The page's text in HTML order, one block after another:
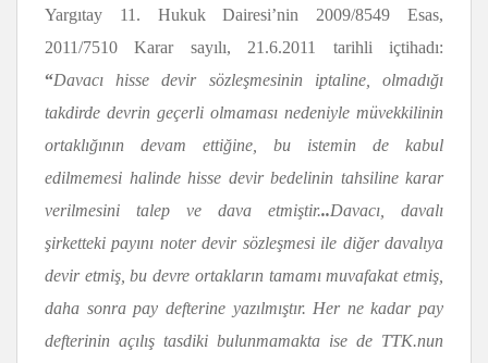
Yargıtay 11. Hukuk Dairesi’nin 2009/8549 Esas,
2011/7510 Karar sayılı, 21.6.2011 tarihli içtihadı:
“Davacı hisse devir sözleşmesinin iptaline, olmadığı
takdirde devrin geçerli olmaması nedeniyle müvekkilinin
ortaklığının devam ettiğine, bu istemin de kabul
edilmemesi halinde hisse devir bedelinin tahsiline karar
verilmesini talep ve dava etmiştir...Davacı, davalı
şirketteki payını noter devir sözleşmesi ile diğer davalıya
devir etmiş, bu devre ortakların tamamı muvafakat etmiş,
daha sonra pay defterine yazılmıştır. Her ne kadar pay
defterinin açılış tasdiki bulunmamakta ise de TTK.nun